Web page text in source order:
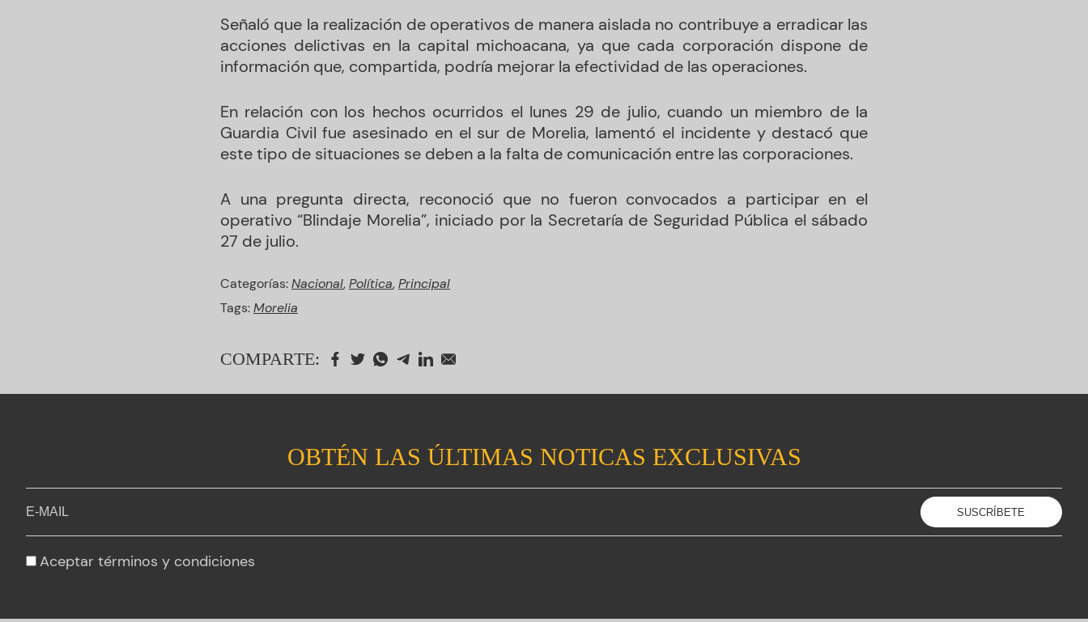
Señaló que la realización de operativos de manera aislada no contribuye a erradicar las
acciones delictivas en la capital michoacana, ya que cada corporación dispone de
información que, compartida, podría mejorar la efectividad de las operaciones.
En relación con los hechos ocurridos el lunes 29 de julio, cuando un miembro de la
Guardia Civil fue asesinado en el sur de Morelia, lamentó el incidente y destacó que
este tipo de situaciones se deben a la falta de comunicación entre las corporaciones.
A una pregunta directa, reconoció que no fueron convocados a participar en el
operativo “Blindaje Morelia”, iniciado por la Secretaría de Seguridad Pública el sábado
27 de julio.
Categorías:Nacional, Política, Principal
Tags:Morelia
COMPARTE:
OBTÉN LAS ÚLTIMAS NOTICAS EXCLUSIVAS
Aceptar términos y condiciones